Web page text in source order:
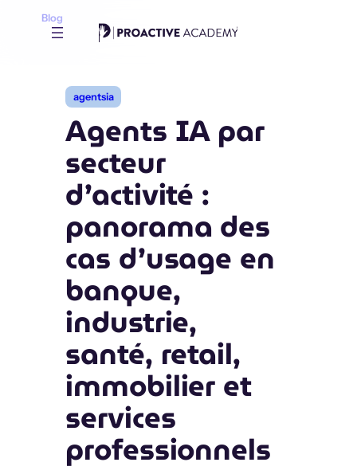
Blog
agentsia
Agents IA par
secteur
d’activité :
panorama des
cas d’usage en
banque,
industrie,
santé, retail,
immobilier et
services
professionnels